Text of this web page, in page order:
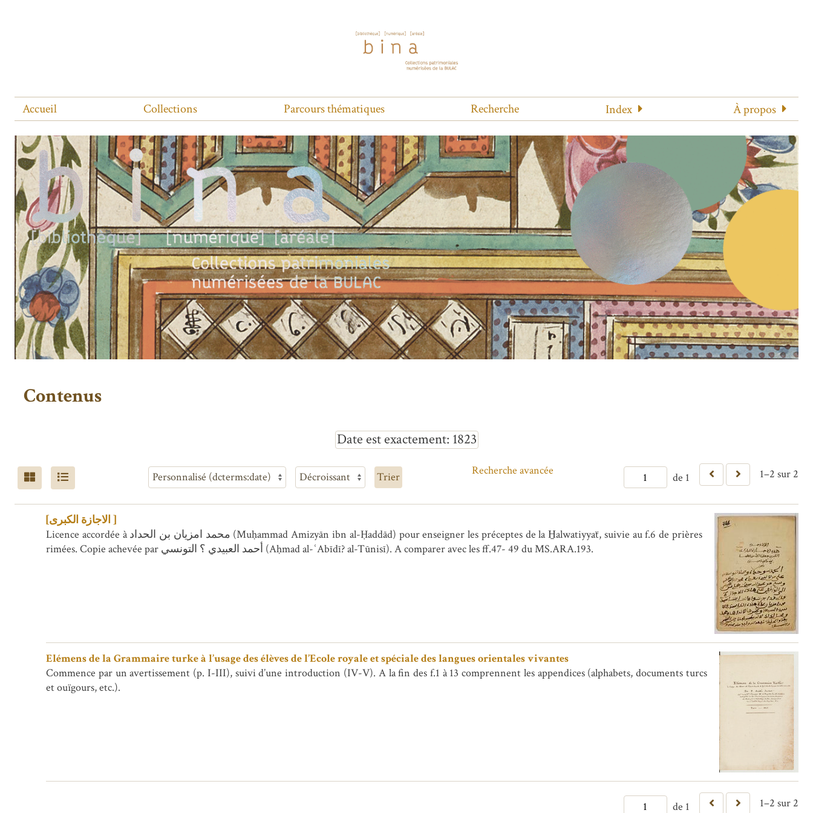
Accueil Collections Parcours thématiques Recherche Index À propos
Contenus
Date est exactement 1823
de 1 1–2 sur 2
Recherche avancée
Trier
[الاجازة الكبرى ]
Licence accordée à محمد امزيان بن الحداد (Muḥammad Amizyān ibn al-Ḥaddād) pour enseigner les préceptes de la H̱alwatiyyaẗ, suivie au f.6 de prières
rimées. Copie achevée par أحمد العبيدي ؟ التونسي (Aḥmad al-ʿAbīdī? al-Tūnisī). A comparer avec les ff.47- 49 du MS.ARA.193.
Elémens de la Grammaire turke à l’usage des élèves de l’Ecole royale et spéciale des langues orientales vivantes
Commence par un avertissement (p. I-III), suivi d’une introduction (IV-V). A la fin des f.1 à 13 comprennent les appendices (alphabets, documents turcs
et ouïgours, etc.).
de 1 1–2 sur 2